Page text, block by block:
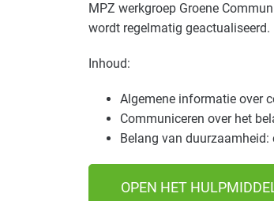
MPZ werkgroep Groene
wordt regelmatig geactualiseerd.
Inhoud:
Algemene informatie over
Communiceren over het
Belang van duurzaamheid:
OPEN HET